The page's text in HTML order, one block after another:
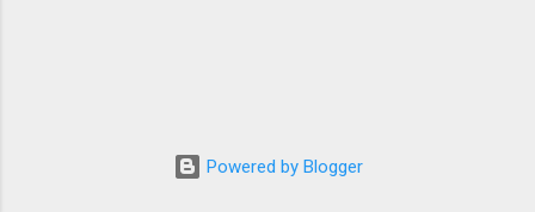
Powered by Blogger